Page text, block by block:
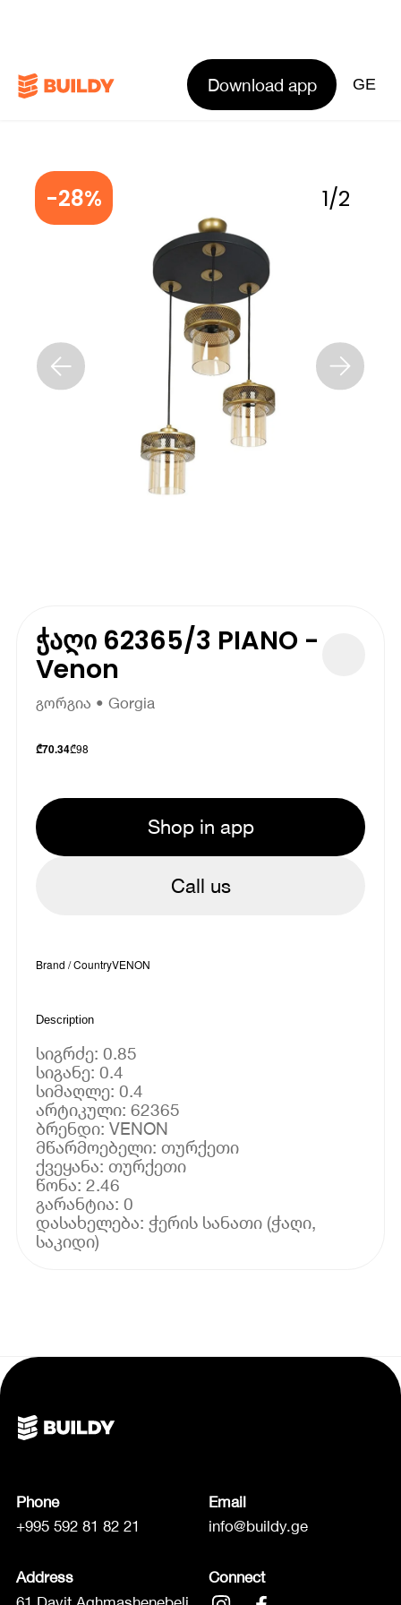
Download app GE
-28% 1/2
ჭაღი 62365/3 PIANO -
Venon
გორგია • Gorgia
₾70.34₾98
Shop in app
Call us
Brand / CountryVENON
Description
სიგრძე: 0.85
სიგანე: 0.4
სიმაღლე: 0.4
არტიკული: 62365
ბრენდი: VENON
მწარმოებელი: თურქეთი
ქვეყანა: თურქეთი
წონა: 2.46
გარანტია: 0
დასახელება: ჭერის სანათი (ჭაღი,
Phone
+995 592 81 82 21
Email
info@buildy.ge
Address
Connect